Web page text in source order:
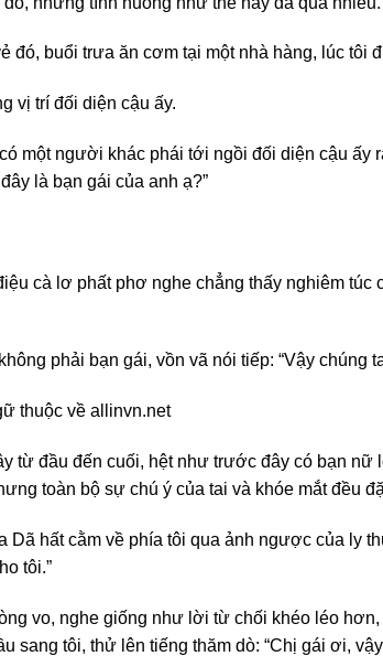
đó, buổi trưa ăn cơm tại một nhà hàng, lúc
vị trí đối diện cậu ấy.
một người khác phái tới ngồi đối diện cậu
là bạn gái của anh ạ?”
cà lơ phất phơ nghe chẳng thấy nghiêm
phải bạn gái, vồn vã nói tiếp: “Vậy chúng
thuộc về allinvn.net
từ đầu đến cuối, hệt như trước đây có bạn
toàn bộ sự chú ý của tai và khóe mắt đều
Dã hất cằm về phía tôi qua ảnh ngược của ly
tôi.”
vo, nghe giống như lời từ chối khéo léo
sang tôi, thử lên tiếng thăm dò: “Chị gái ơi,